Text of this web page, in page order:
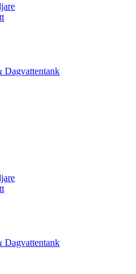
Dagvattentank
Dagvattentank